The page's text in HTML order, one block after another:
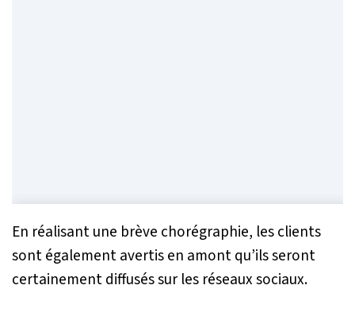
En réalisant une brève chorégraphie, les clients
sont également avertis en amont qu’ils seront
certainement diffusés sur les réseaux sociaux.